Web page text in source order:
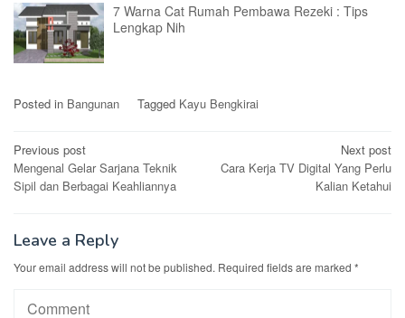
7 Warna Cat Rumah Pembawa Rezeki : Tips
Lengkap Nih
Posted in Bangunan Tagged Kayu Bengkirai
Post
navigation
Previous post
Mengenal Gelar Sarjana Teknik
Sipil dan Berbagai Keahliannya
Next post
Cara Kerja TV Digital Yang Perlu
Kalian Ketahui
Leave a Reply
Your email address will not be published. Required fields are marked *